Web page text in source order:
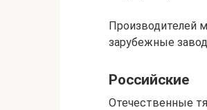
Производителей
зарубежные
Российские
Отечественные